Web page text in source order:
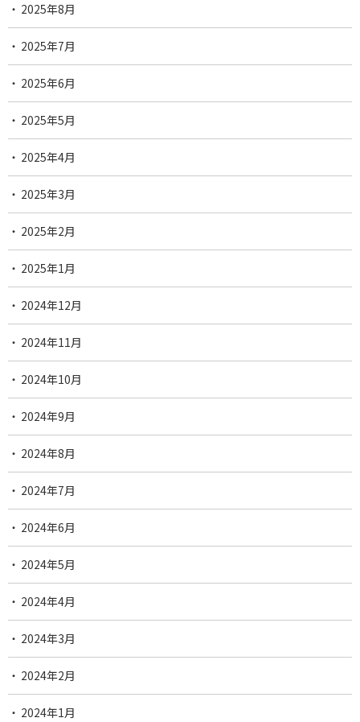
2025年8月
2025年7月
2025年6月
2025年5月
2025年4月
2025年3月
2025年2月
2025年1月
2024年12月
2024年11月
2024年10月
2024年9月
2024年8月
2024年7月
2024年6月
2024年5月
2024年4月
2024年3月
2024年2月
2024年1月